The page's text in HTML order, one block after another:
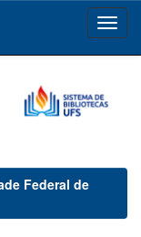
Federal de